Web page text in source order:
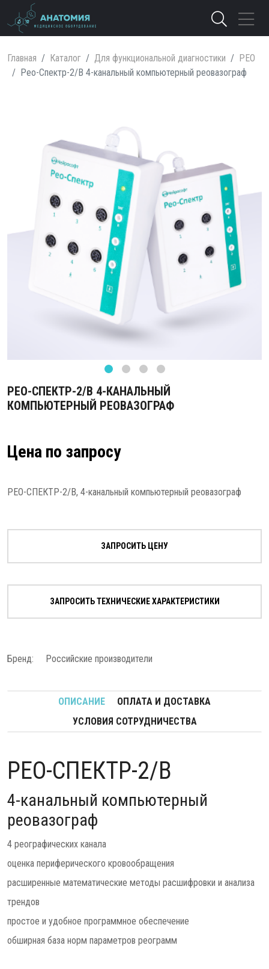
Главная Каталог Для функциональной диагностики
РЕО
Рео-Спектр-2/В 4-канальный компьютерный реовазограф
РЕО-СПЕКТР-2/В 4-КАНАЛЬНЫЙ
КОМПЬЮТЕРНЫЙ РЕОВАЗОГРАФ
Цена по запросу
РЕО-СПЕКТР-2/В, 4-канальный компьютерный реовазограф
ЗАПРОСИТЬ ЦЕНУ
ЗАПРОСИТЬ ТЕХНИЧЕСКИЕ ХАРАКТЕРИСТИКИ
Бренд: Российские производители
ОПИСАНИЕ
ОПЛАТА И ДОСТАВКА
УСЛОВИЯ СОТРУДНИЧЕСТВА
РЕО-СПЕКТР-2/В
4-канальный компьютерный
реовазограф
4 реографических канала
оценка периферического кровообращения
расширенные математические методы расшифровки и анализа
трендов
простое и удобное программное обеспечение
обширная база норм параметров реограмм